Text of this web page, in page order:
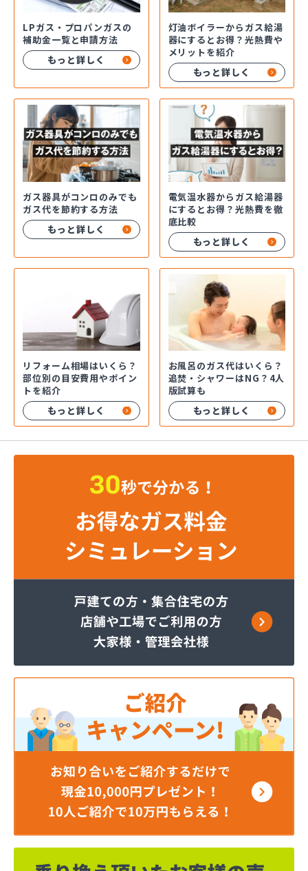
LPガス・プロパンガスの
補助金一覧と申請方法
もっと詳しく
灯油ボイラーからガス給湯
器にするとお得？光熱費や
メリットを紹介
もっと詳しく
ガス器具がコンロのみでも
ガス代を節約する方法
もっと詳しく
電気温水器からガス給湯器
にするとお得？光熱費を徹
底比較
もっと詳しく
リフォーム相場はいくら？
部位別の目安費用やポイン
トを紹介
もっと詳しく
お風呂のガス代はいくら？
追焚・シャワーはNG？4人
版試算も
もっと詳しく